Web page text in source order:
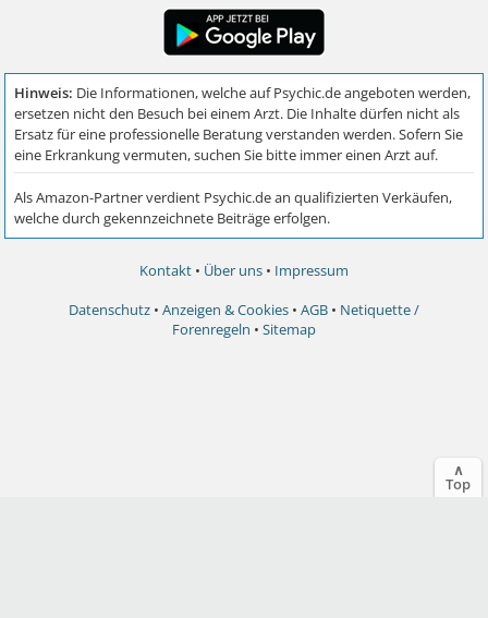
Kontakt • Über uns • Impressum
Datenschutz • Anzeigen & Cookies • AGB • Netiquette /
Forenregeln • Sitemap
∧
Top